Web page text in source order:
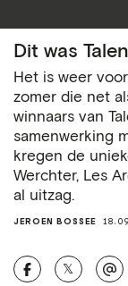
Dit was
Het is weer
zomer die net
winnaars van
samenwerking
kregen de
Werchter, Les
al uitzag.
JEROEN BOSSEE
𝕏